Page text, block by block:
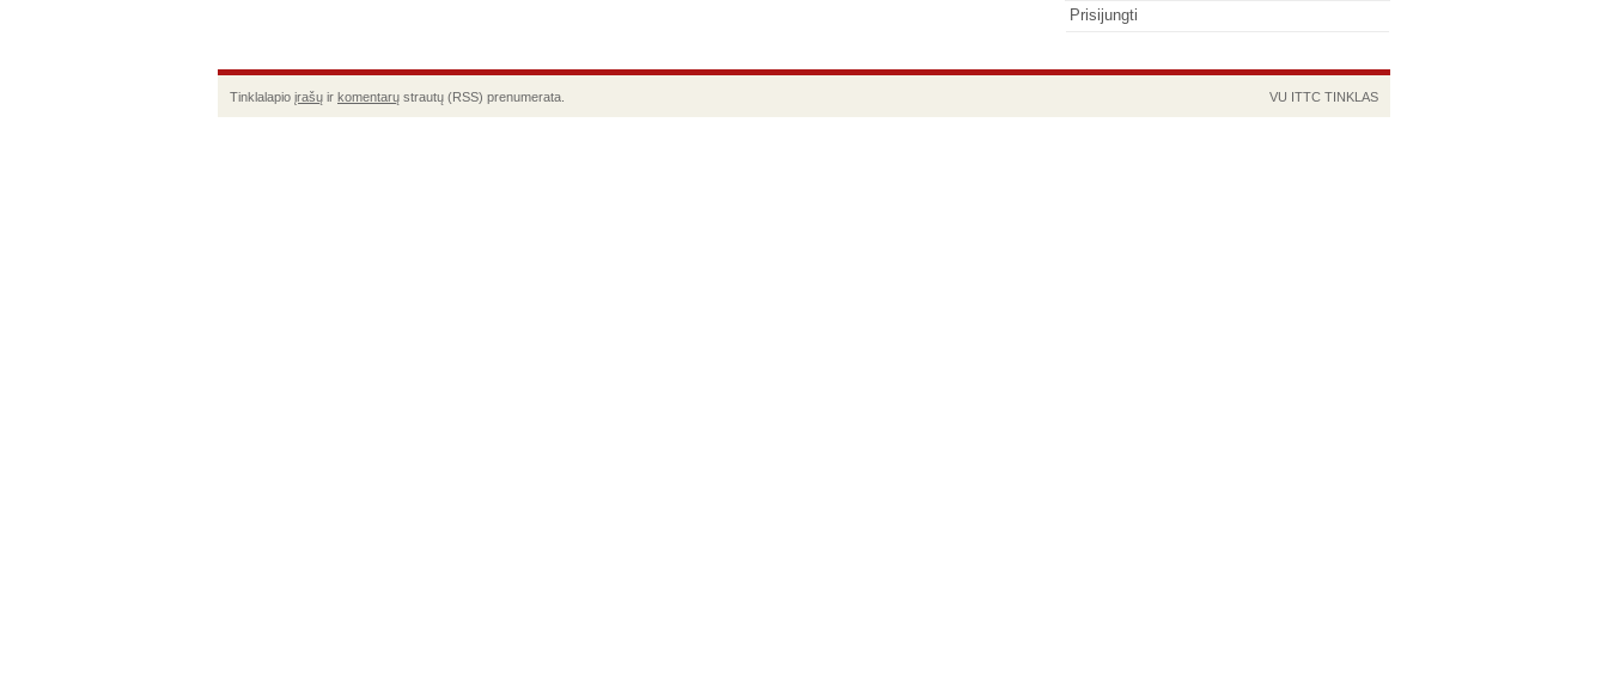
Prisijungti
Tinklalapio įrašų ir komentarų strautų (RSS) prenumerata. VU ITTC TINKLAS